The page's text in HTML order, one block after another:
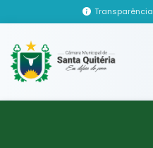
Transparência